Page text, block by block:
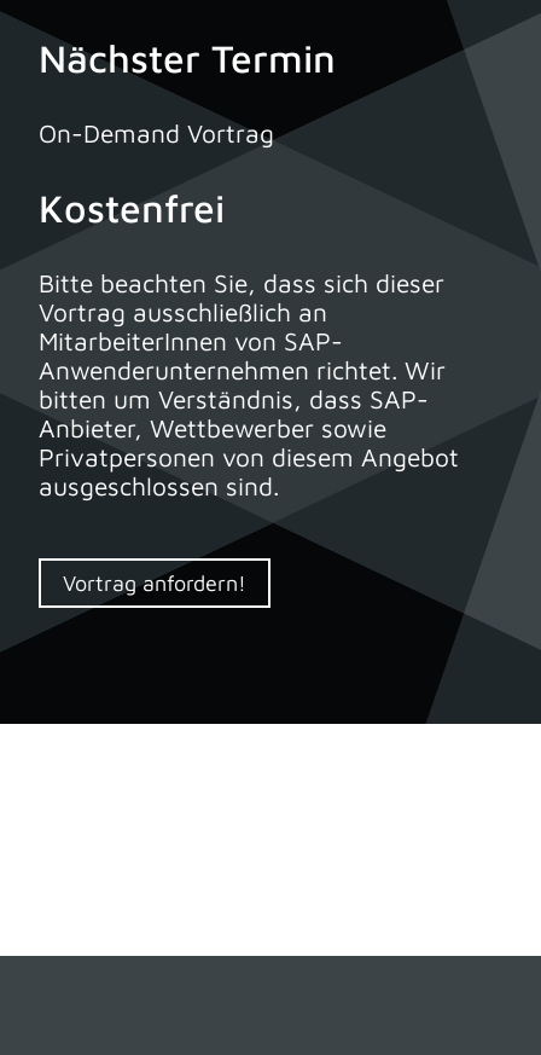
Nächster Termin
On-Demand Vortrag
Kostenfrei
Bitte beachten Sie, dass sich dieser
Vortrag ausschließlich an
MitarbeiterInnen von SAP-
Anwenderunternehmen richtet. Wir
bitten um Verständnis, dass SAP-
Anbieter, Wettbewerber sowie
Privatpersonen von diesem Angebot
ausgeschlossen sind.
Vortrag anfordern!